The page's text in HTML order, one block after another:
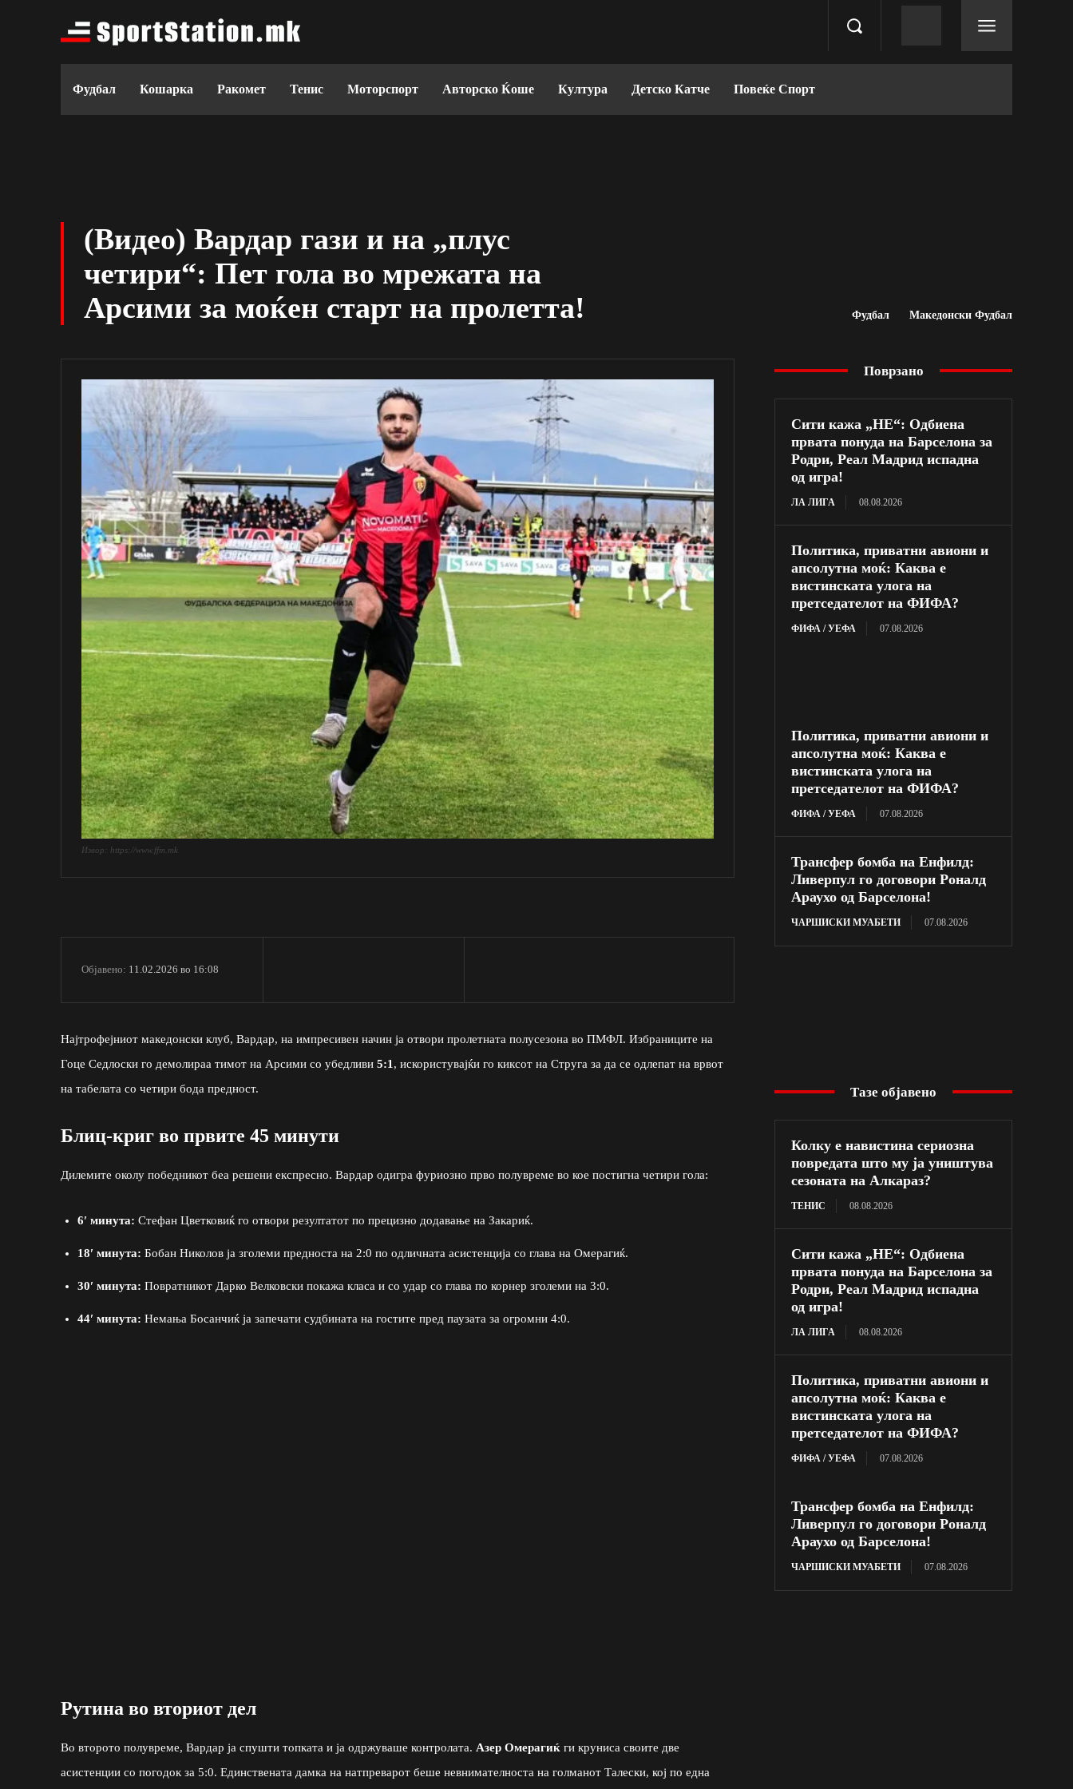
Фудбал Кошарка Ракомет Тенис Моторспорт Авторско Ќоше Култура Детско Катче Повеќе Спорт
(Видео) Вардар гази и на „плус
четири“: Пет гола во мрежата на
Арсими за моќен старт на пролетта!
Фудбал Македонски Фудбал
Извор: https://www.ffm.mk
Објавено: 11.02.2026 во 16:08
Најтрофејниот македонски клуб, Вардар, на импресивен начин ја отвори пролетната полусезона во ПМФЛ. Избраниците на
Гоце Седлоски го демолираа тимот на Арсими со убедливи 5:1 , искористувајќи го киксот на Струга за да се одлепат на врвот
на табелата со четири бода предност.
Блиц-криг во првите 45 минути
Дилемите околу победникот беа решени експресно. Вардар одигра фуриозно прво полувреме во кое постигна четири гола:
6′ минута: Стефан Цветковиќ го отвори резултатот по прецизно додавање на Закариќ.
18′ минута: Бобан Николов ја зголеми предноста на 2:0 по одличната асистенција со глава на Омерагиќ.
30′ минута: Повратникот Дарко Велковски покажа класа и со удар со глава по корнер зголеми на 3:0.
44′ минута: Немања Босанчиќ ја запечати судбината на гостите пред паузата за огромни 4:0.
Рутина во вториот дел
Во второто полувреме, Вардар ја спушти топката и ја одржуваше контролата. Азер Омерагиќ ги круниса своите две
асистенции со погодок за 5:0. Единствената дамка на натпреварот беше невнимателноста на голманот Талески, кој по една
Поврзано
Сити кажа „НЕ“: Одбиена
првата понуда на Барселона за
Родри, Реал Мадрид испадна
од игра!
ЛА ЛИГА 08.08.2026
Политика, приватни авиони и
апсолутна моќ: Каква е
вистинската улога на
претседателот на ФИФА?
ФИФА / УЕФА 07.08.2026
Политика, приватни авиони и
апсолутна моќ: Каква е
вистинската улога на
претседателот на ФИФА?
ФИФА / УЕФА 07.08.2026
Трансфер бомба на Енфилд:
Ливерпул го договори Роналд
Араухо од Барселона!
ЧАРШИСКИ МУАБЕТИ 07.08.2026
Тазе објавено
Колку е навистина сериозна
повредата што му ја уништува
сезоната на Алкараз?
ТЕНИС 08.08.2026
Сити кажа „НЕ“: Одбиена
првата понуда на Барселона за
Родри, Реал Мадрид испадна
од игра!
ЛА ЛИГА 08.08.2026
Политика, приватни авиони и
апсолутна моќ: Каква е
вистинската улога на
претседателот на ФИФА?
ФИФА / УЕФА 07.08.2026
Трансфер бомба на Енфилд:
Ливерпул го договори Роналд
Араухо од Барселона!
ЧАРШИСКИ МУАБЕТИ 07.08.2026